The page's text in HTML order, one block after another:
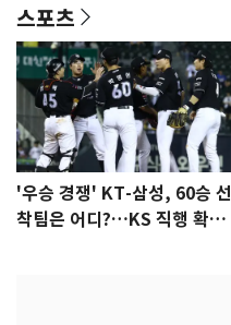
스포츠
'우승 경쟁' KT-삼성, 60승 선
착팀은 어디?…KS 직행 확률